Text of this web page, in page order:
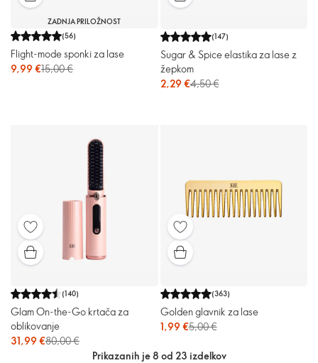
ZADNJA PRILOŽNOST
(56)
Flight-mode sponki za lase
9,99 €15,00 €
(147)
Sugar & Spice elastika za lase z
žepkom
2,29 €4,50 €
(140)
Glam On-the-Go krtača za
oblikovanje
31,99 €80,00 €
(363)
Golden glavnik za lase
1,99 €5,00 €
Prikazanih je 8 od 23 izdelkov